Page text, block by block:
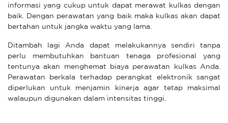
informasi yang cukup untuk dapat merawat kulkas dengan
baik. Dengan perawatan yang baik maka kulkas akan dapat
bertahan untuk jangka waktu yang lama.
Ditambah lagi Anda dapat melakukannya sendiri tanpa
perlu membutuhkan bantuan tenaga profesional yang
tentunya akan menghemat biaya perawatan kulkas Anda.
Perawatan berkala terhadap perangkat elektronik sangat
diperlukan untuk menjamin kinerja agar tetap maksimal
walaupun digunakan dalam intensitas tinggi.